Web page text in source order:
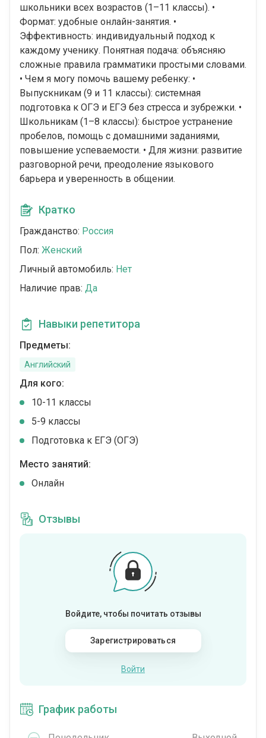
школьники всех возрастов (1–11 классы). •
Формат: удобные онлайн-занятия. •
Эффективность: индивидуальный подход к
каждому ученику. Понятная подача: объясняю
сложные правила грамматики простыми словами.
• Чем я могу помочь вашему ребенку: •
Выпускникам (9 и 11 классы): системная
подготовка к ОГЭ и ЕГЭ без стресса и зубрежки. •
Школьникам (1–8 классы): быстрое устранение
пробелов, помощь с домашними заданиями,
повышение успеваемости. • Для жизни: развитие
разговорной речи, преодоление языкового
барьера и уверенность в общении.
Кратко
Гражданство: Россия
Пол: Женский
Личный автомобиль: Нет
Наличие прав: Да
Навыки репетитора
Предметы:
Английский
Для кого:
10-11 классы
5-9 классы
Подготовка к ЕГЭ (ОГЭ)
Место занятий:
Онлайн
Отзывы
Войдите, чтобы почитать отзывы
Зарегистрироваться
Войти
График работы